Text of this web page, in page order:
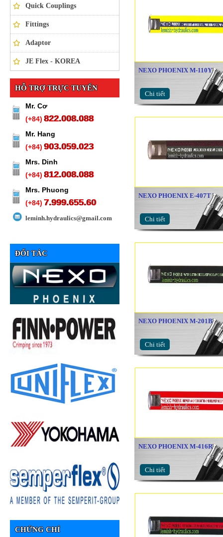
Quick Couplings
Fittings
Adaptor
JE Flex - KOREA
HỖ TRỢ TRỰC TUYẾN
Mr. Cơ
(+84)822.008.088
Mr. Hang
(+84)903.059.023
Mrs. Dinh
(+84)812.008.088
Mrs. Phuong
(+84)7.999.655.60
leminh.hydraulics@gmail.com
ĐỐI TÁC
CHỨNG CHỈ
NEXO PHOENIX M-110Y
Chi tiết
NEXO PHOENIX E-407T
Chi tiết
NEXO PHOENIX M-201B
Chi tiết
NEXO PHOENIX M-416R
Chi tiết